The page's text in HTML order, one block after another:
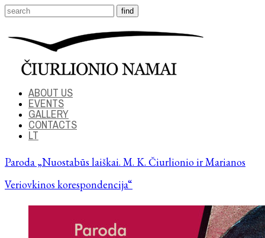
ABOUT US
EVENTS
GALLERY
CONTACTS
LT
Paroda „Nuostabūs laiškai. M. K. Čiurlionio ir Marianos
Veriovkinos korespondencija“